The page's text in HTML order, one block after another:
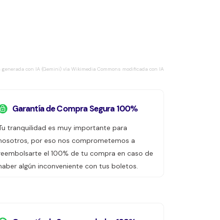
generada con IA (Gemini) vía Wikimedia Commons modificada con IA
Garantía de Compra Segura 100%
tranquilidad es muy importante para
por eso nos comprometemos a
el 100% de tu compra en caso de
algún inconveniente con tus boletos.